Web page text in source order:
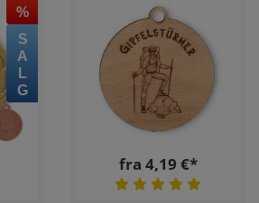
%
SALG
fra 4,19 €*